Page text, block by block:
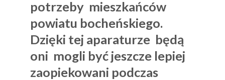
potrzeby mieszkańców
powiatu bocheńskiego.
Dzięki tej aparaturze będą
oni mogli być jeszcze lepiej
zaopiekowani podczas